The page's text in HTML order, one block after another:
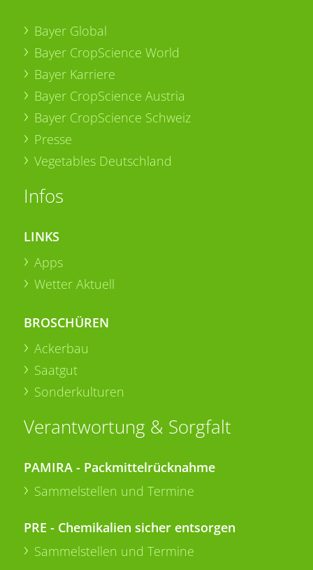
Bayer Global
Bayer CropScience World
Bayer Karriere
Bayer CropScience Austria
Bayer CropScience Schweiz
Presse
Vegetables Deutschland
Infos
LINKS
Apps
Wetter Aktuell
BROSCHÜREN
Ackerbau
Saatgut
Sonderkulturen
Verantwortung & Sorgfalt
PAMIRA - Packmittelrücknahme
Sammelstellen und Termine
PRE - Chemikalien sicher entsorgen
Sammelstellen und Termine